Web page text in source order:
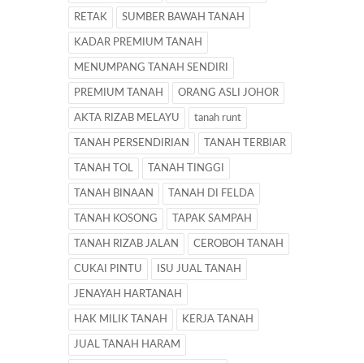
RETAK SUMBER BAWAH TANAH
KADAR PREMIUM TANAH
MENUMPANG TANAH SENDIRI
PREMIUM TANAH ORANG ASLI JOHOR
AKTA RIZAB MELAYU tanah runt
TANAH PERSENDIRIAN TANAH TERBIAR
TANAH TOL TANAH TINGGI
TANAH BINAAN TANAH DI FELDA
TANAH KOSONG TAPAK SAMPAH
TANAH RIZAB JALAN CEROBOH TANAH
CUKAI PINTU ISU JUAL TANAH
JENAYAH HARTANAH
HAK MILIK TANAH KERJA TANAH
JUAL TANAH HARAM